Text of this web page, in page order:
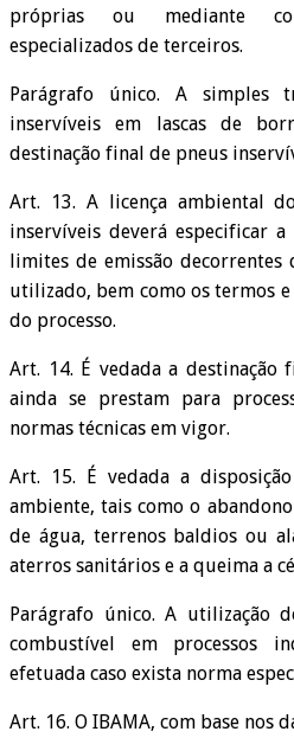
próprias ou mediante
especializados de terceiros.
Parágrafo único. A simples
inservíveis em lascas de
destinação final de pneus
Art. 13. A licença ambiental
inservíveis deverá especificar
limites de emissão decorrentes
utilizado, bem como os termos
do processo.
Art. 14. É vedada a destinação
ainda se prestam para
normas técnicas em vigor.
Art. 15. É vedada a
ambiente, tais como o
de água, terrenos baldios ou
aterros sanitários e a queima a
Parágrafo único. A utilização
combustível em processos
efetuada caso exista norma
Art. 16. O IBAMA, com base nos